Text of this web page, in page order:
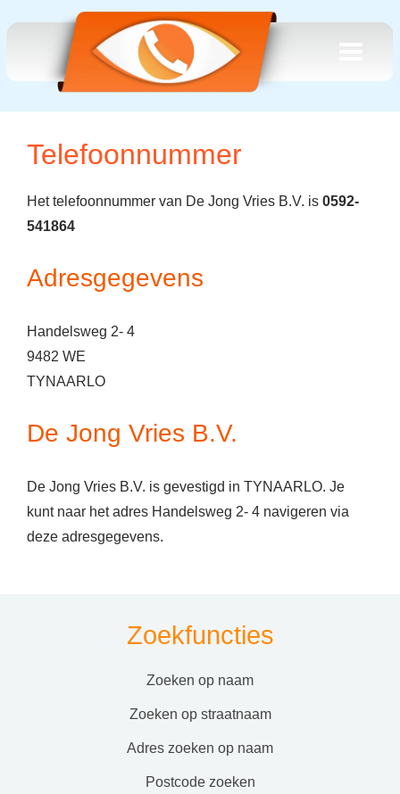
Telefoonnummer
Het telefoonnummer van De Jong Vries B.V. is 0592-
541864
Adresgegevens
Handelsweg 2- 4
9482 WE
TYNAARLO
De Jong Vries B.V.
De Jong Vries B.V. is gevestigd in TYNAARLO. Je
kunt naar het adres Handelsweg 2- 4 navigeren via
deze adresgegevens.
Zoekfuncties
zoeken op naam
zoeken op straatnaam
adres zoeken op naam
postcode zoeken